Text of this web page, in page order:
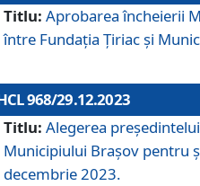
Titlu: Aprobarea încheierii
între Fundația Țiriac și
968/29.12.2023
Titlu: Alegerea
Municipiului Braşov pentru
decembrie 2023.